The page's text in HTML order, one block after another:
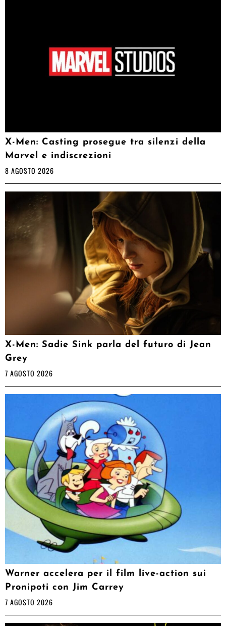
X-Men: Casting prosegue tra silenzi della
Marvel e indiscrezioni
8 AGOSTO 2026
X-Men: Sadie Sink parla del futuro di Jean
Grey
7 AGOSTO 2026
Warner accelera per il film live-action sui
Pronipoti con Jim Carrey
7 AGOSTO 2026